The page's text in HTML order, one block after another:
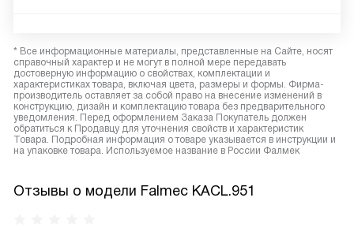
* Все информационные материалы, представленные на Сайте, носят
справочный характер и не могут в полной мере передавать
достоверную информацию о свойствах, комплектации и
характеристиках товара, включая цвета, размеры и формы. Фирма-
производитель оставляет за собой право на внесение изменений в
конструкцию, дизайн и комплектацию товара без предварительного
уведомления. Перед оформлением Заказа Покупатель должен
обратиться к Продавцу для уточнения свойств и характеристик
Товара. Подробная информация о товаре указывается в инструкции и
на упаковке товара. Используемое название в России Фалмек
Отзывы о модели Falmec KACL.951